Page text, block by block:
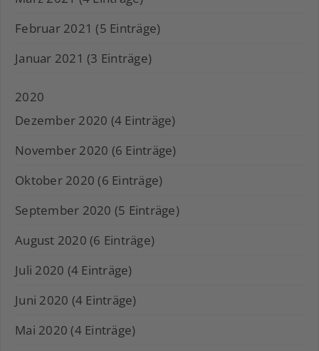
Februar 2021 (5 Einträge)
Januar 2021 (3 Einträge)
2020
Dezember 2020 (4 Einträge)
November 2020 (6 Einträge)
Oktober 2020 (6 Einträge)
September 2020 (5 Einträge)
August 2020 (6 Einträge)
Juli 2020 (4 Einträge)
Juni 2020 (4 Einträge)
Mai 2020 (4 Einträge)